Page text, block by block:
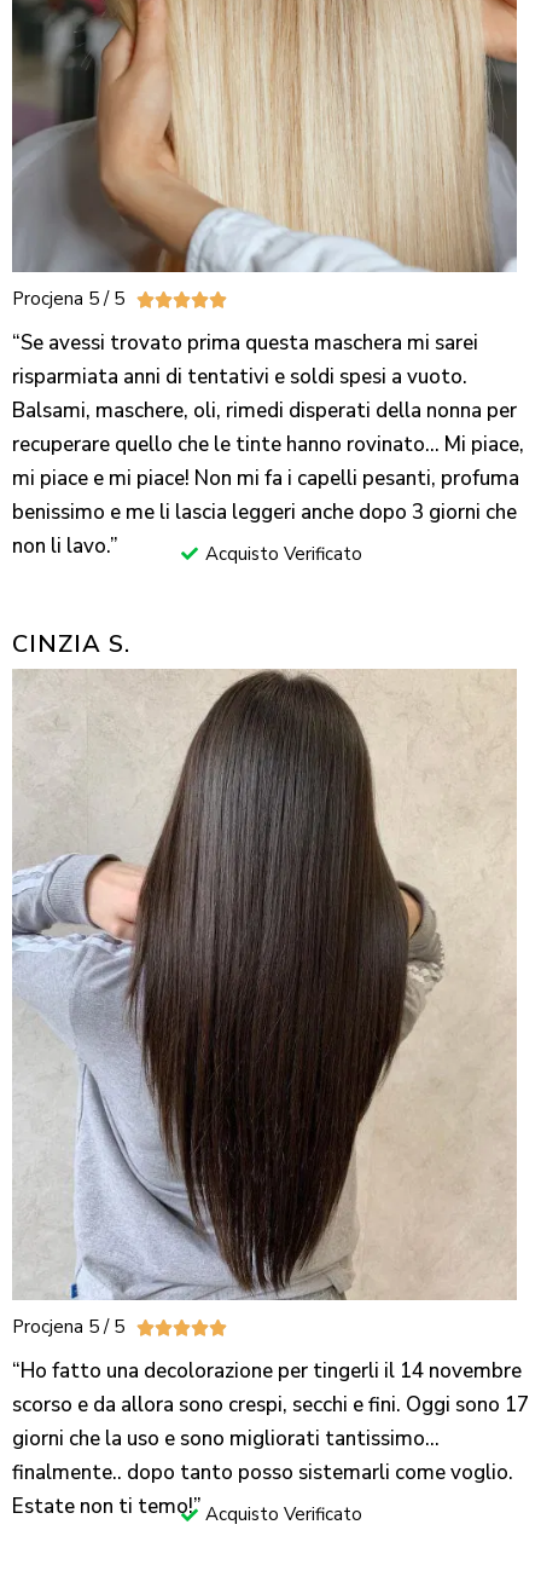
Procjena 5 / 5 
“Se avessi trovato prima questa maschera mi sarei
risparmiata anni di tentativi e soldi spesi a vuoto.
Balsami, maschere, oli, rimedi disperati della nonna per
recuperare quello che le tinte hanno rovinato… Mi piace,
mi piace e mi piace! Non mi fa i capelli pesanti, profuma
benissimo e me li lascia leggeri anche dopo 3 giorni che
non li lavo.”
Acquisto Verificato
CINZIA S.
Procjena 5 / 5 
“Ho fatto una decolorazione per tingerli il 14 novembre
scorso e da allora sono crespi, secchi e fini. Oggi sono 17
giorni che la uso e sono migliorati tantissimo…
finalmente.. dopo tanto posso sistemarli come voglio.
Estate non ti temo!” Acquisto Verificato